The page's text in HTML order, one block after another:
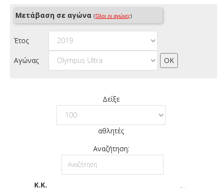
Μετάβαση σε αγώνα (Όλοι οι αγώνες)
Έτος
Αγώνας
Δείξε
αθλητές
Αναζήτηση:
Κ.Κ.